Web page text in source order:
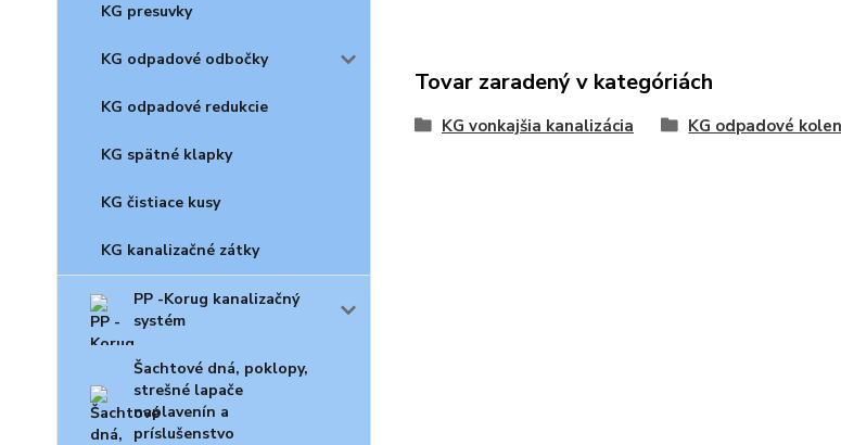
KG presuvky
KG odpadové odbočky
KG odpadové redukcie
KG spätné klapky
KG čistiace kusy
KG kanalizačné zátky
PP -Korug kanalizačný
systém
Šachtové dná, poklopy,
strešné lapače
naplavenín a
príslušenstvo
Tovar zaradený v kategóriách
KG vonkajšia kanalizácia KG odpadové